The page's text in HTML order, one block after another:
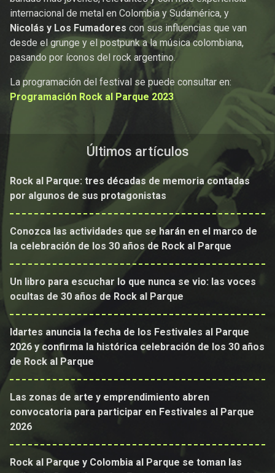
internacional de metal en Colombia y Sudamérica, y
Nicolás y Los Fumadores con sus influencias que van
desde el grunge y el postpunk a la música colombiana,
pasando por íconos del rock argentino.
La programación del festival se puede consultar en:
Programación Rock al Parque 2023
Últimos artículos
Rock al Parque: tres décadas de memoria contadas
por algunos de sus protagonistas
Conozca las actividades que se harán en el marco de
la celebración de los 30 años de Rock al Parque
Un libro para escuchar lo que nunca se vio: las voces
ocultas de 30 años de Rock al Parque
Idartes anuncia la fecha de los Festivales al Parque
2026 y confirma la histórica celebración de los 30 años
de Rock al Parque
Las zonas de arte y emprendimiento abren
convocatoria para participar en Festivales al Parque
2026
Rock al Parque y Colombia al Parque se toman las